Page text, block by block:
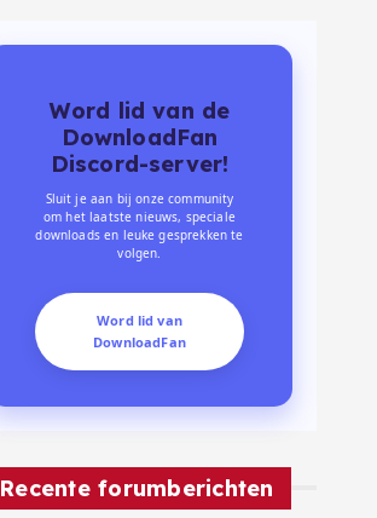
Word lid van de
DownloadFan
Discord-server!
Sluit je aan bij onze community
om het laatste nieuws, speciale
downloads en leuke gesprekken te
volgen.
Word lid van
DownloadFan
Recente forumberichten